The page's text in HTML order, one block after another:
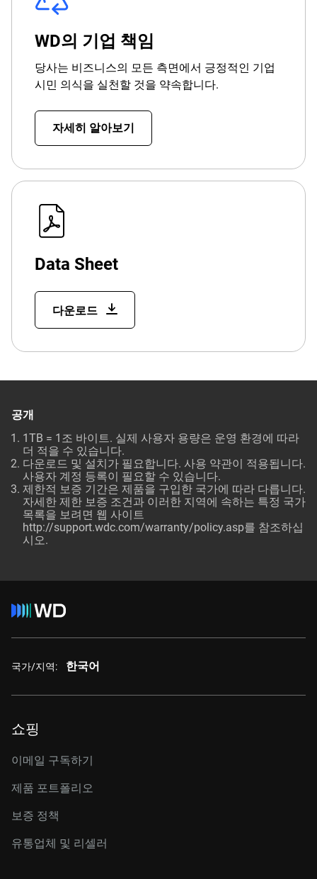
WD의 기업 책임
당사는 비즈니스의 모든 측면에서 긍정적인 기업
시민 의식을 실천할 것을 약속합니다.
자세히 알아보기
Data Sheet
다운로드
공개
1TB = 1조 바이트. 실제 사용자 용량은 운영 환경에 따라
더 적을 수 있습니다.
다운로드 및 설치가 필요합니다. 사용 약관이 적용됩니다.
사용자 계정 등록이 필요할 수 있습니다.
제한적 보증 기간은 제품을 구입한 국가에 따라 다릅니다.
자세한 제한 보증 조건과 이러한 지역에 속하는 특정 국가
목록을 보려면 웹 사이트
http://support.wdc.com/warranty/policy.asp를 참조하십
시오.
국가/지역: 한국어
쇼핑
이메일 구독하기
제품 포트폴리오
보증 정책
유통업체 및 리셀러